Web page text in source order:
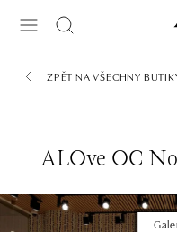
ZPĚT NA VŠECHNY
ALOve OC